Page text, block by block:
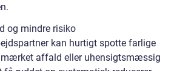
og mindre risiko
kan hurtigt spotte farlige
affald eller uhensigtsmæssig